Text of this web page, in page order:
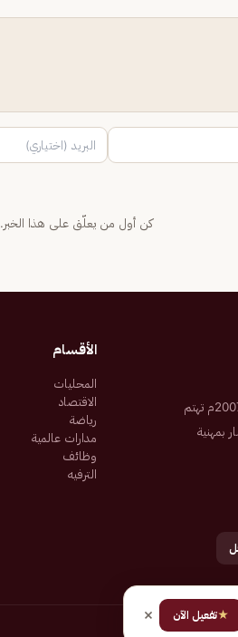
كن أول من يعلّق على هذا الخبر.
صحيفة إلكترونية سعودية تم تأسيسها عام 2007م تهتم
بمهنية
الأقسام
المحليات
الاقتصاد
رياضة
مدارات عالمية
وظائف
الترفيه
المالكة لصحيفة عاجل
★تفعيل الآن